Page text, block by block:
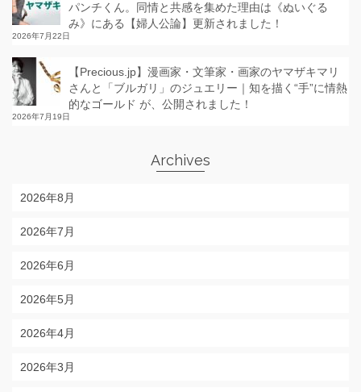
パンチくん。同情と共感を集めた理由は《ぬいぐる
み》にある【婦人公論】更新されました！
2026年7月22日
【Precious.jp】漫画家・文筆家・画家のヤマザキマリ
さんと「ブルガリ」のジュエリー｜知を描く“手”に情熱
的なゴールド が、公開されました！
2026年7月19日
Archives
2026年8月
2026年7月
2026年6月
2026年5月
2026年4月
2026年3月